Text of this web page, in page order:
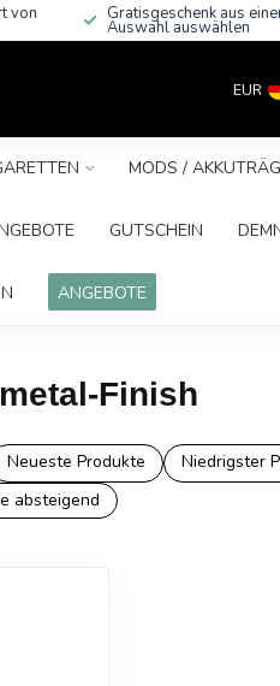
von Gratisgeschenk aus
Auswahl auswählen
EUR
MODS /
GUTSCHEIN
ANGEBOTE
Finish
Neueste Produkte Niedrigster
absteigend